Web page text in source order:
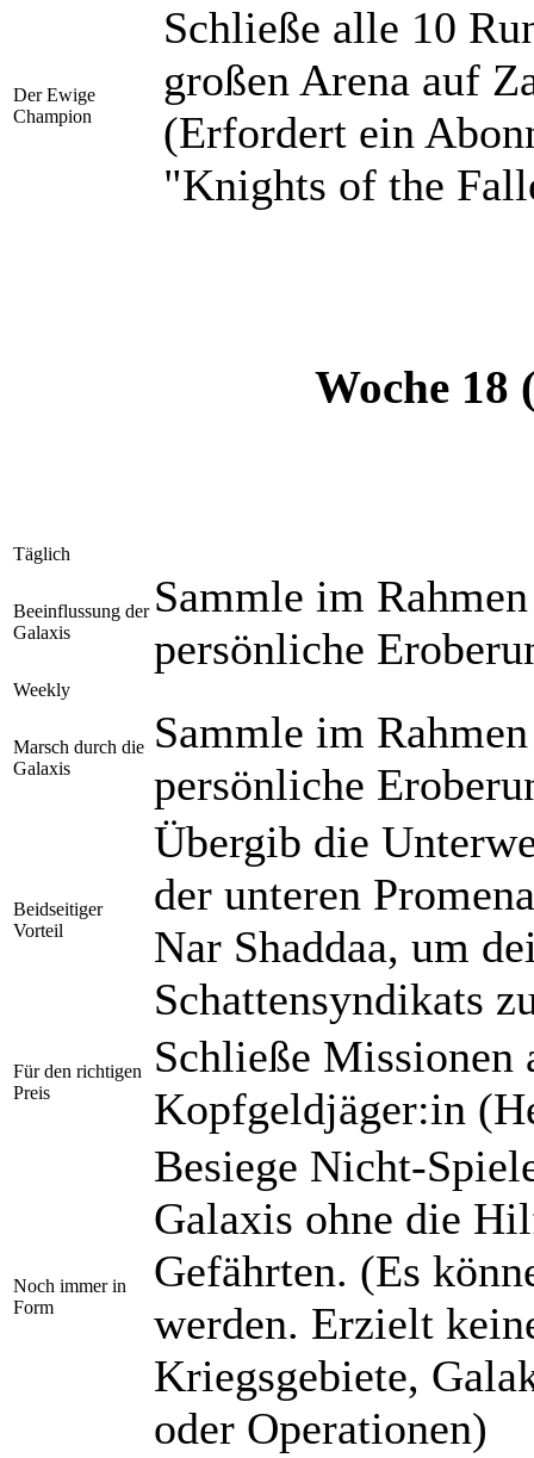
Der Ewige
Champion
Schließe alle 10
großen Arena auf
(Erfordert ein
"Knights of the
Woche 18
Täglich
Beeinflussung der
Galaxis
Sammle im
persönliche
Weekly
Marsch durch die
Galaxis
Sammle im
persönliche
Beidseitiger
Vorteil
Übergib die
der unteren
Nar Shaddaa, um
Schattensyndikats
Für den richtigen
Preis
Schließe Missionen
Kopfgeldjäger:in
Noch immer in
Form
Besiege Nicht-
Galaxis ohne die
Gefährten. (Es
werden. Erzielt
Kriegsgebiete,
oder Operationen)